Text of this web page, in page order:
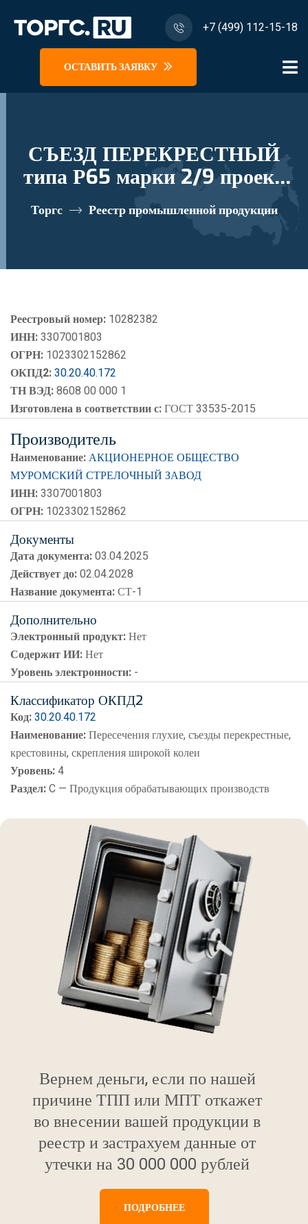
+7 (499) 112-15-18
ОСТАВИТЬ ЗАЯВКУ
СЪЕЗД ПЕРЕКРЕСТНЫЙ
типа Р65 марки 2/9 проект
2999.00.000 реестровый
номер 10282382
Торгс Реестр промышленной продукции
Реестровый номер: 10282382
ИНН:3307001803
ОГРН: 1023302152862
ОКПД2:30.20.40.172
ТН ВЭД:8608 00 000 1
Изготовлена в соответствии с:ГОСТ 33535-2015
Производитель
Наименование:АКЦИОНЕРНОЕ ОБЩЕСТВО
МУРОМСКИЙ СТРЕЛОЧНЫЙ ЗАВОД
ИНН:3307001803
ОГРН: 1023302152862
Документы
Дата документа:03.04.2025
Действует до:02.04.2028
Название документа:СТ-1
Дополнительно
Электронный продукт:Нет
Содержит ИИ:Нет
Уровень электронности: -
Классификатор ОКПД2
Код:30.20.40.172
Наименование:Пересечения глухие, съезды перекрестные,
крестовины, скрепления широкой колеи
Уровень:4
Раздел:C — Продукция обрабатывающих производств
Вернем деньги, если по нашей
причине ТПП или МПТ откажет
во внесении вашей продукции в
реестр и застрахуем данные от
утечки на 30 000 000 рублей
ПОДРОБНЕЕ